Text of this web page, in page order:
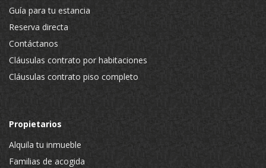
Guía para tu estancia
Reserva directa
Contáctanos
Cláusulas contrato por habitaciones
Cláusulas contrato piso completo
Propietarios
Alquila tu inmueble
Familias de acogida